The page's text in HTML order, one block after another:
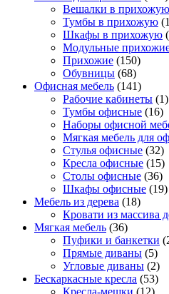
Вешалки в прихожую
Тумбы в прихожую
Шкафы в прихожую
Модульные
Прихожие (150)
Обувницы (68)
Офисная мебель (141)
Рабочие кабинеты (1)
Тумбы офисные (16)
Наборы офисной
Мягкая мебель для
Стулья офисные (32)
Кресла офисные (15)
Столы офисные (36)
Шкафы офисные (19)
Мебель из дерева (18)
Кровати из массива
Мягкая мебель (36)
Пуфики и банкетки
Прямые диваны (5)
Угловые диваны (2)
Бескаркасные кресла (53)